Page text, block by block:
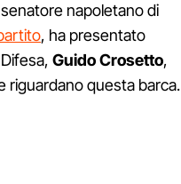
napoletano di
, ha presentato
Guido Crosetto,
riguardano questa barca.